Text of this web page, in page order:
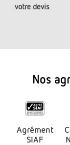
votre devis
Nos
Agrément
SIAF